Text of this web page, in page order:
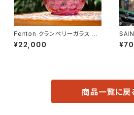
Fenton クランベリーガラス ピ
ッチャー
¥22,000
ーン
商品一覧に戻